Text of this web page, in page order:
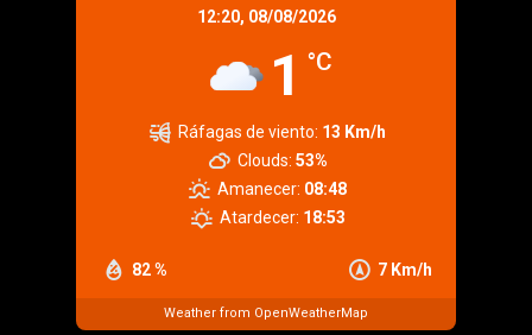
12:20, 08/08/2026
1 °C
82 % 7 Km/h
Ráfagas de viento: 13 Km/h
Clouds: 53%
Amanecer: 08:48
Atardecer: 18:53
Weather from OpenWeatherMap